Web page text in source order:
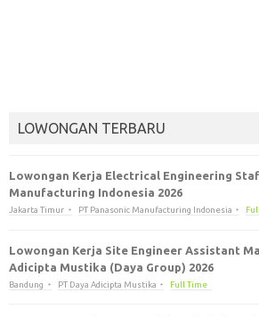
LOWONGAN TERBARU
Lowongan Kerja Electrical Engineering
Manufacturing Indonesia 2026
Jakarta Timur PT Panasonic Manufacturing Indonesia
Lowongan Kerja Site Engineer Assistant
Adicipta Mustika (Daya Group) 2026
Bandung PT Daya Adicipta Mustika Full Time